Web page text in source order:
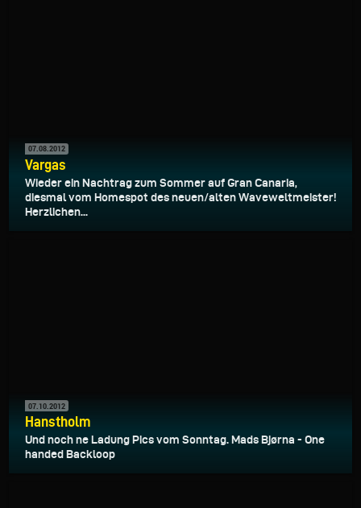
07.08.2012
Vargas
Wieder ein Nachtrag zum Sommer auf Gran Canaria,
diesmal vom Homespot des neuen/alten Waveweltmeister!
Herzlichen...
07.10.2012
Hanstholm
Und noch ne Ladung Pics vom Sonntag. Mads Bjørna - One
handed Backloop